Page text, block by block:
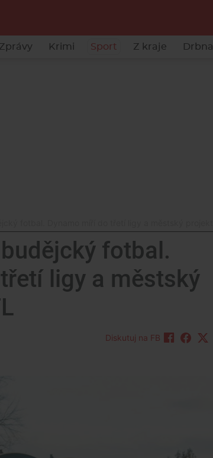
Zprávy Krimi Sport Z kraje Drbna
fotbal.
ligy a městský
Diskutuj na FB